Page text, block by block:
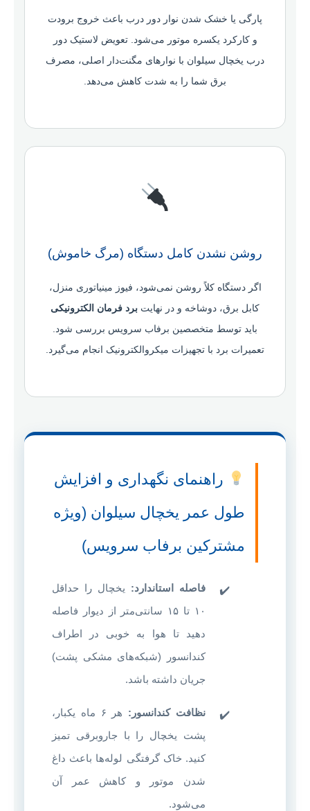
پارگی یا خشک شدن نوار دور درب باعث خروج برودت
و کارکرد یکسره موتور می‌شود. تعویض لاستیک دور
درب یخچال سیلوان با نوارهای مگنت‌دار اصلی، مصرف
برق شما را به شدت کاهش می‌دهد.
روشن نشدن کامل دستگاه (مرگ خاموش)
اگر دستگاه کلاً روشن نمی‌شود، فیوز مینیاتوری منزل،
کابل برق، دوشاخه و در نهایت برد فرمان الکترونیکی
باید توسط متخصصین برفاب سرویس بررسی شود.
تعمیرات برد با تجهیزات میکروالکترونیک انجام می‌گیرد.
راهنمای نگهداری و افزایش
طول عمر یخچال سیلوان (ویژه
مشترکین برفاب سرویس)
فاصله استاندارد: یخچال را حداقل
۱۰ تا ۱۵ سانتی‌متر از دیوار فاصله
دهید تا هوا به خوبی در اطراف
کندانسور (شبکه‌های مشکی پشت)
جریان داشته باشد.
نظافت کندانسور:
هر ۶ ماه یکبار،
پشت یخچال را با جاروبرقی تمیز
کنید. خاک گرفتگی لوله‌ها باعث داغ
شدن موتور و کاهش عمر آن
می‌شود.